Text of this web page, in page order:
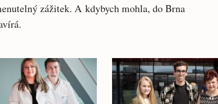
zážitek. A kdybych mohla, do Brna